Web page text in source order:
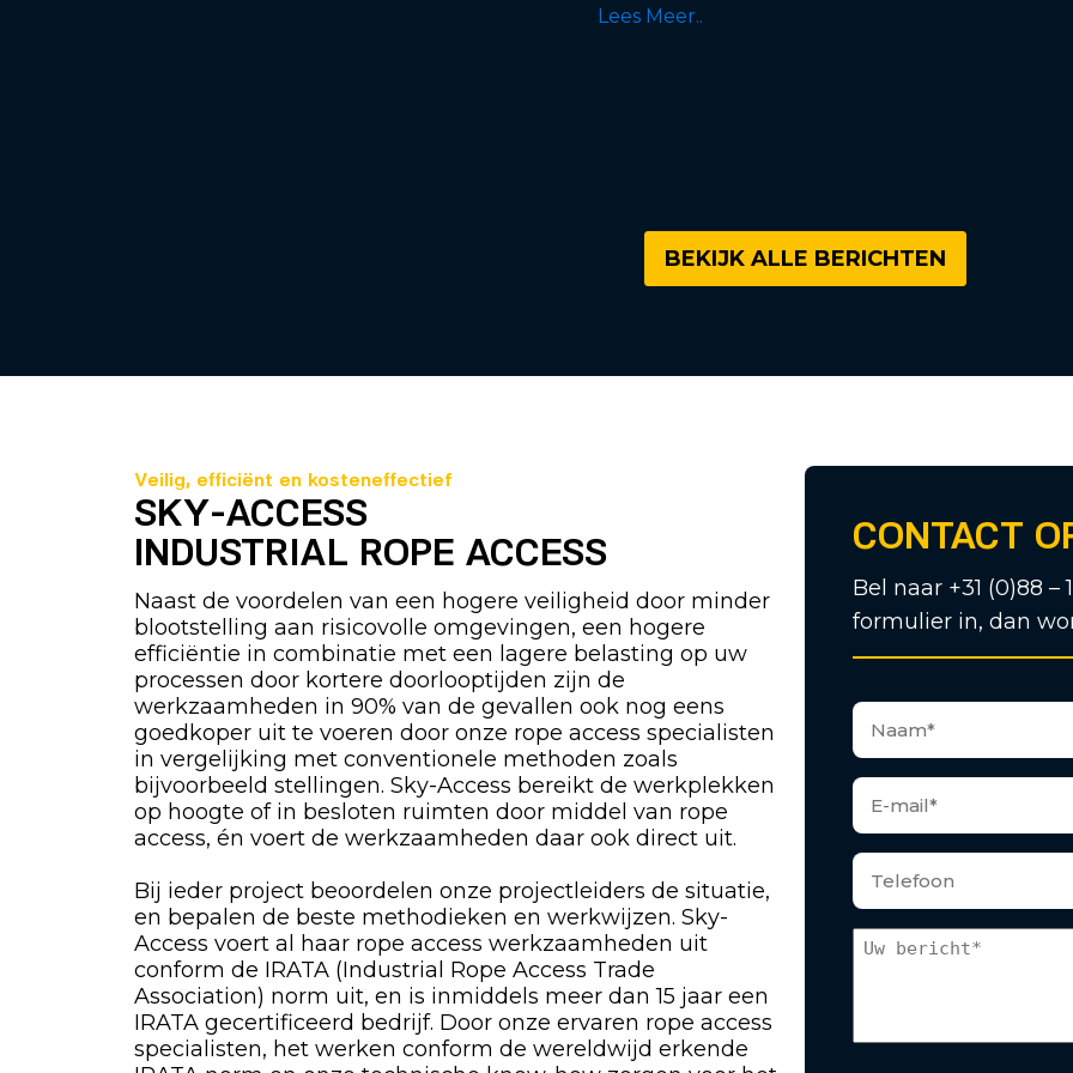
Lees Meer..
BEKIJK ALLE BERICHTEN
Veilig, efficiënt en kosteneffectief
SKY-ACCESS
INDUSTRIAL ROPE ACCESS
Naast de voordelen van een hogere veiligheid door minder
blootstelling aan risicovolle omgevingen, een hogere
efficiëntie in combinatie met een lagere belasting op uw
processen door kortere doorlooptijden zijn de
werkzaamheden in 90% van de gevallen ook nog eens
goedkoper uit te voeren door onze rope access specialisten
in vergelijking met conventionele methoden zoals
bijvoorbeeld stellingen. Sky-Access bereikt de werkplekken
op hoogte of in besloten ruimten door middel van rope
access, én voert de werkzaamheden daar ook direct uit.
Bij ieder project beoordelen onze projectleiders de situatie,
en bepalen de beste methodieken en werkwijzen. Sky-
Access voert al haar rope access werkzaamheden uit
conform de IRATA (Industrial Rope Access Trade
Association) norm uit, en is inmiddels meer dan 15 jaar een
IRATA gecertificeerd bedrijf. Door onze ervaren rope access
specialisten, het werken conform de wereldwijd erkende
CONTACT
Bel naar +31 (0)88
formulier in, dan